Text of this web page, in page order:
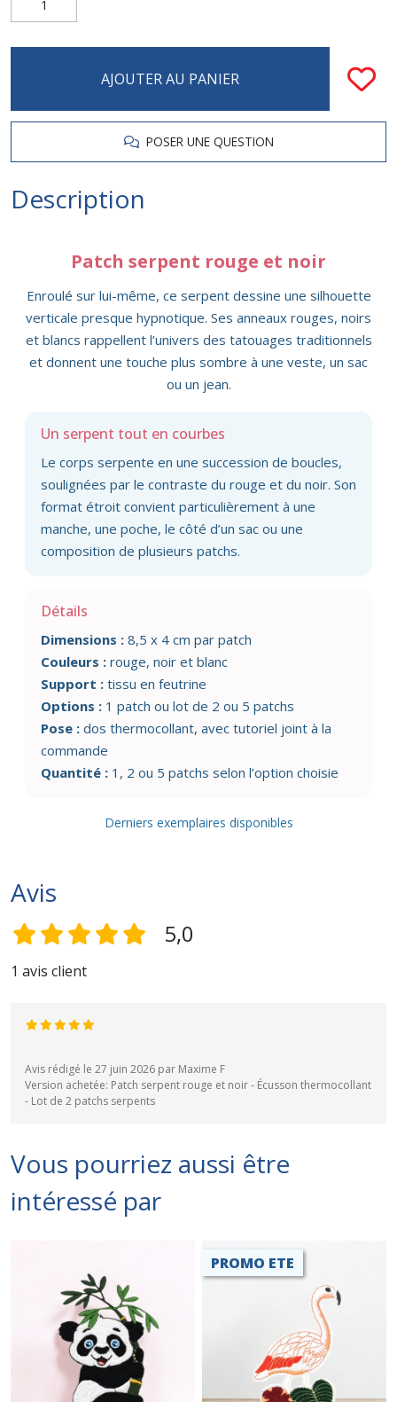
AJOUTER AU PANIER
POSER UNE QUESTION
Description
Patch serpent rouge et noir
Enroulé sur lui-même, ce serpent dessine une silhouette
verticale presque hypnotique. Ses anneaux rouges, noirs
et blancs rappellent l’univers des tatouages traditionnels
et donnent une touche plus sombre à une veste, un sac
ou un jean.
Un serpent tout en courbes
Le corps serpente en une succession de boucles,
soulignées par le contraste du rouge et du noir. Son
format étroit convient particulièrement à une
manche, une poche, le côté d’un sac ou une
composition de plusieurs patchs.
Détails
Dimensions : 8,5 x 4 cm par patch
Couleurs : rouge, noir et blanc
Support : tissu en feutrine
Options : 1 patch ou lot de 2 ou 5 patchs
Pose : dos thermocollant, avec tutoriel joint à la
commande
Quantité : 1, 2 ou 5 patchs selon l’option choisie
Derniers exemplaires disponibles
Avis
5,0
1 avis client
Avis rédigé le 27 juin 2026 par Maxime F
Version achetée: Patch serpent rouge et noir - Écusson thermocollant
- Lot de 2 patchs serpents
Vous pourriez aussi être
intéressé par
PROMO ETE